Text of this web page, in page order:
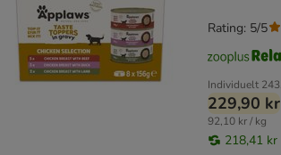
Individuelt
229,90 kr
92,10 kr / kg
218,41 kr
Rating: 5/5